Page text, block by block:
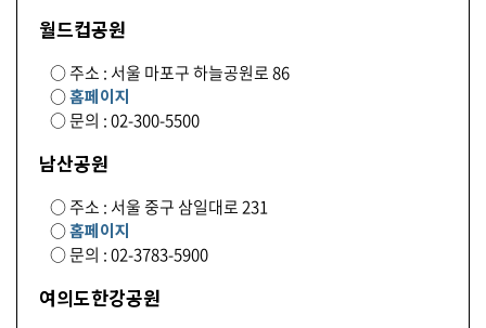
월드컵공원
○ 주소 : 서울 마포구 하늘공원로 86
○홈페이지
○ 문의 : 02-300-5500
남산공원
○ 주소 : 서울 중구 삼일대로 231
○홈페이지
○ 문의 : 02-3783-5900
여의도한강공원